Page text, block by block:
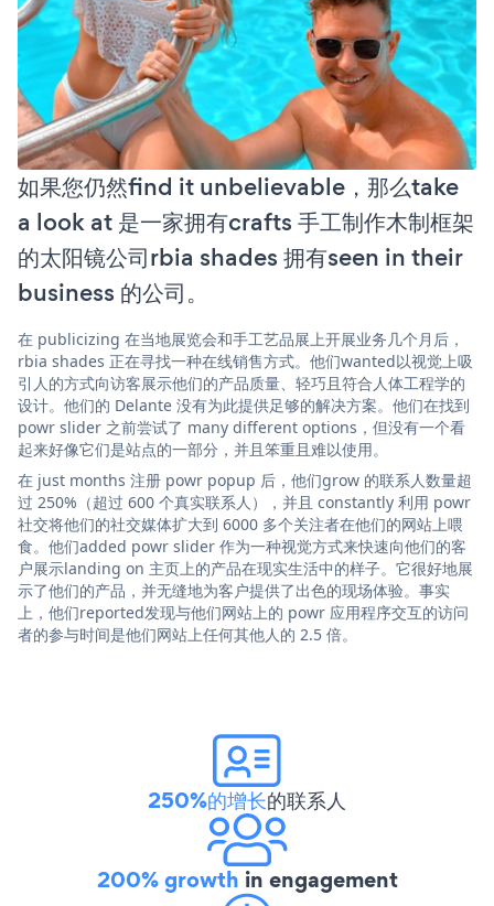
如果您仍然find it unbelievable，那么take
a look at 是一家拥有crafts 手工制作木制框架
的太阳镜公司rbia shades 拥有seen in their
business 的公司。
在 publicizing 在当地展览会和手工艺品展上开展业务几个月后，
rbia shades 正在寻找一种在线销售方式。他们wanted以视觉上吸
引人的方式向访客展示他们的产品质量、轻巧且符合人体工程学的
设计。他们的 Delante 没有为此提供足够的解决方案。他们在找到
powr slider 之前尝试了 many different options，但没有一个看
起来好像它们是站点的一部分，并且笨重且难以使用。
在 just months 注册 powr popup 后，他们grow 的联系人数量超
过 250%（超过 600 个真实联系人），并且 constantly 利用 powr
社交将他们的社交媒体扩大到 6000 多个关注者在他们的网站上喂
食。他们added powr slider 作为一种视觉方式来快速向他们的客
户展示landing on 主页上的产品在现实生活中的样子。它很好地展
示了他们的产品，并无缝地为客户提供了出色的现场体验。事实
上，他们reported发现与他们网站上的 powr 应用程序交互的访问
者的参与时间是他们网站上任何其他人的 2.5 倍。
250%的增长的联系人
200% growth in engagement